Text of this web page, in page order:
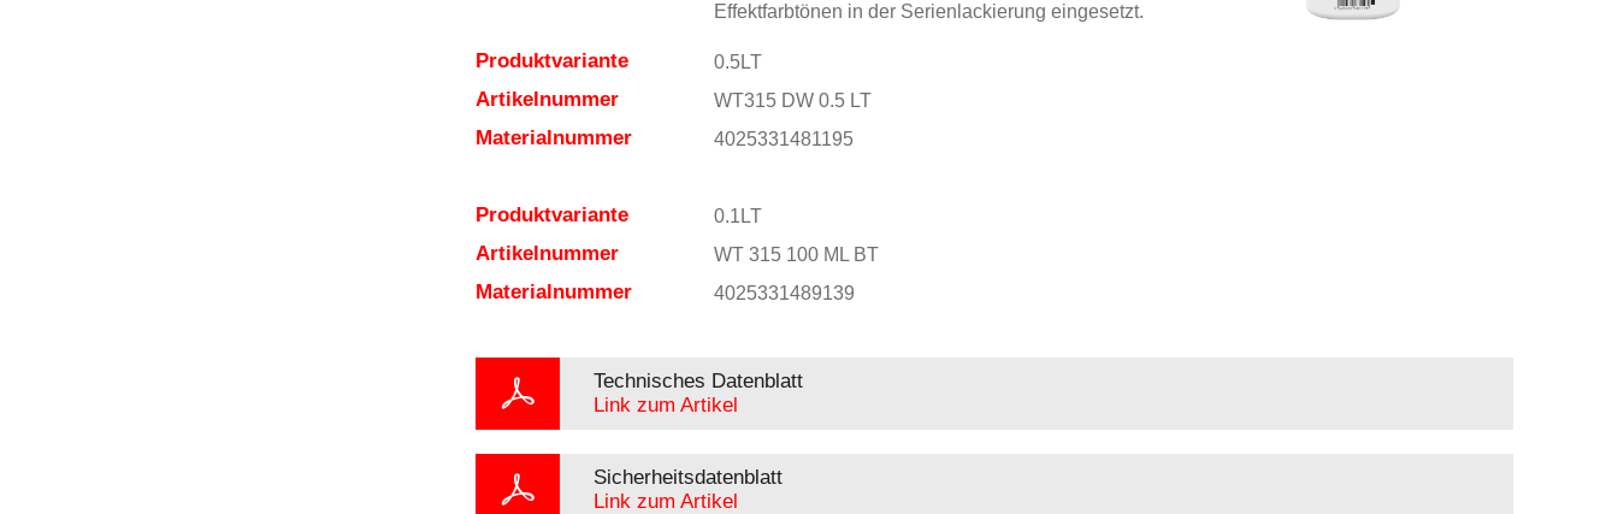
Effektfarbtönen in der Serienlackierung eingesetzt.
Produktvariante 0.5LT
Artikelnummer WT315 DW 0.5 LT
Materialnummer 4025331481195
Produktvariante 0.1LT
Artikelnummer WT 315 100 ML BT
Materialnummer 4025331489139
Technisches Datenblatt
Link zum Artikel
Sicherheitsdatenblatt
Link zum Artikel